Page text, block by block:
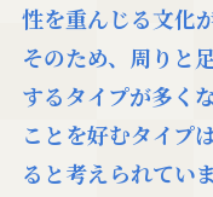
性を重んじる文化
そのため、周りと
するタイプが多く
ことを好むタイプ
ると考えられていま